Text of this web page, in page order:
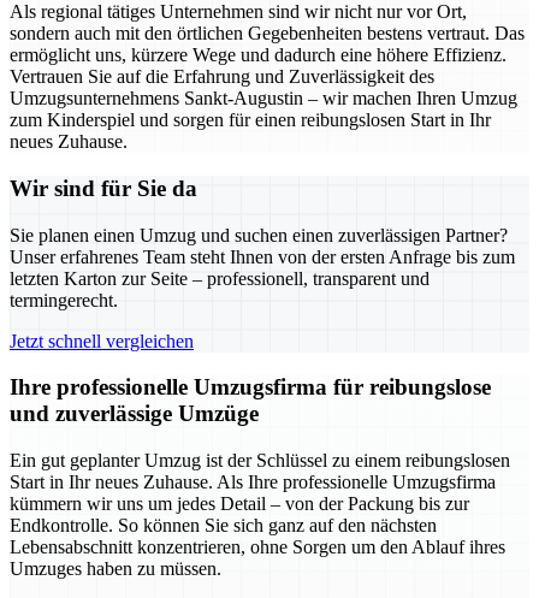
Als regional tätiges Unternehmen sind wir nicht nur vor Ort,
sondern auch mit den örtlichen Gegebenheiten bestens vertraut. Das
ermöglicht uns, kürzere Wege und dadurch eine höhere Effizienz.
Vertrauen Sie auf die Erfahrung und Zuverlässigkeit des
Umzugsunternehmens Sankt-Augustin – wir machen Ihren Umzug
zum Kinderspiel und sorgen für einen reibungslosen Start in Ihr
neues Zuhause.
Wir sind für Sie da
Sie planen einen Umzug und suchen einen zuverlässigen Partner?
Unser erfahrenes Team steht Ihnen von der ersten Anfrage bis zum
letzten Karton zur Seite – professionell, transparent und
termingerecht.
Jetzt schnell vergleichen
Ihre professionelle Umzugsfirma für reibungslose
und zuverlässige Umzüge
Ein gut geplanter Umzug ist der Schlüssel zu einem reibungslosen
Start in Ihr neues Zuhause. Als Ihre professionelle Umzugsfirma
kümmern wir uns um jedes Detail – von der Packung bis zur
Endkontrolle. So können Sie sich ganz auf den nächsten
Lebensabschnitt konzentrieren, ohne Sorgen um den Ablauf ihres
Umzuges haben zu müssen.